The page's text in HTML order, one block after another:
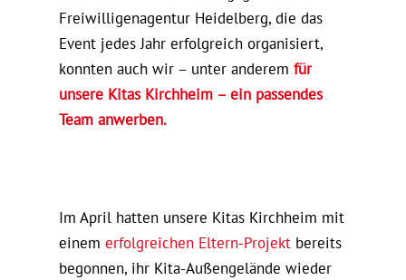
Freiwilligenagentur Heidelberg, die das
Event jedes Jahr erfolgreich organisiert,
konnten auch wir – unter anderem für
unsere Kitas Kirchheim – ein passendes
Team anwerben.
Im April hatten unsere Kitas Kirchheim mit
einem erfolgreichen Eltern-Projektbereits
begonnen, ihr Kita-Außengelände wieder